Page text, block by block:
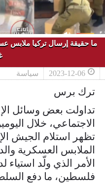
ما حقيقة إرسال تركيا ملابس
2023-12-06 سياسة
ترك برس
تداولت بعض وسائل
الاجتماعي، خلال
تظهر استلام الجيش
الملابس العسكرية
الأمر الذي ولّد
فلسطين، ما دفع